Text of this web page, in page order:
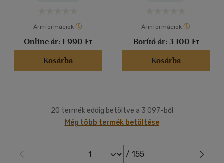
Árinformációk
Online ár: 1 990 Ft
Kosárba
Árinformációk
Borító ár: 3 100 Ft
Kosárba
20 termék eddig betöltve a 3 097-ből
Még több termék betöltése
/ 155